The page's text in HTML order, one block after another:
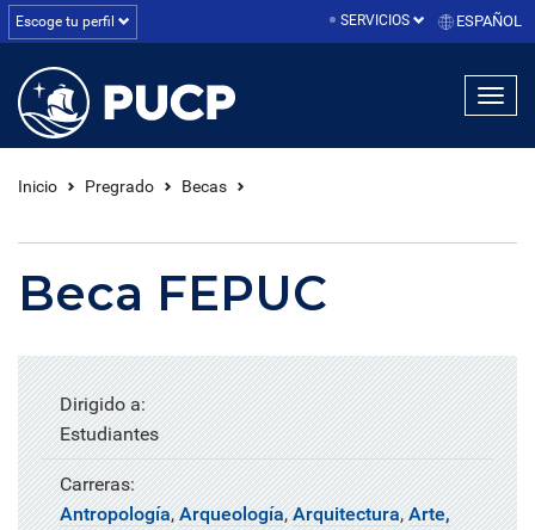
Escoge tu perfil SERVICIOS ESPAÑOL
Inicio Pregrado Becas
Beca FEPUC
Dirigido a:
Estudiantes
Carreras:
Antropología,Arqueología,Arquitectura,Arte,